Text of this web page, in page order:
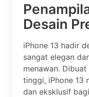
Desain
iPhone 13 hadir
sangat elegan
menawan.
tinggi, iPhone 13
dan eksklusif